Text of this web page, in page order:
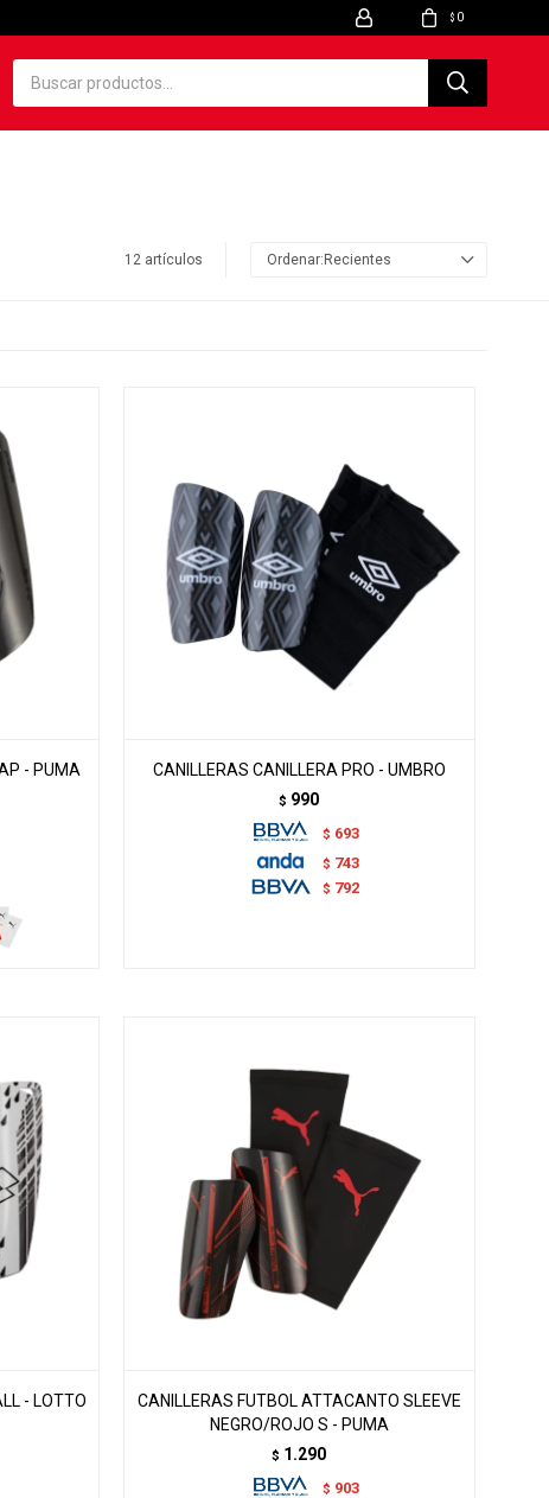
$ 0
12 artículos Recientes
- PUMA CANILLERAS CANILLERA PRO - UMBRO
$ 990
$ 693
$ 743
$ 792
- LOTTO
CANILLERAS FUTBOL ATTACANTO SLEEVE
NEGRO/ROJO S - PUMA
$ 1.290
$ 903